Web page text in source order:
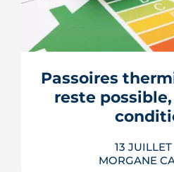
d'espaces
Réseau express vélo
doit devenir une
phase
chantier court
LIRE
Passoires
reste
13
MORGANE